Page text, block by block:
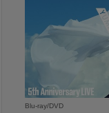
Blu-ray/DVD